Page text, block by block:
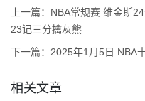
上一篇： NBA常规赛 维金斯
23记三分擒灰熊
下一篇： 2025年1月5日 NBA
相关文章